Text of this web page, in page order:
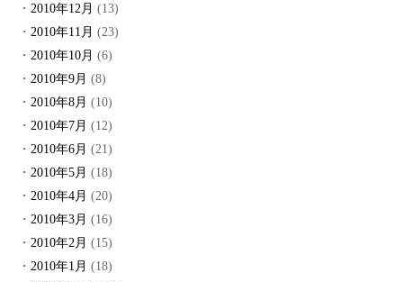
2010年12月 (13)
2010年11月 (23)
2010年10月 (6)
2010年9月 (8)
2010年8月 (10)
2010年7月 (12)
2010年6月 (21)
2010年5月 (18)
2010年4月 (20)
2010年3月 (16)
2010年2月 (15)
2010年1月 (18)